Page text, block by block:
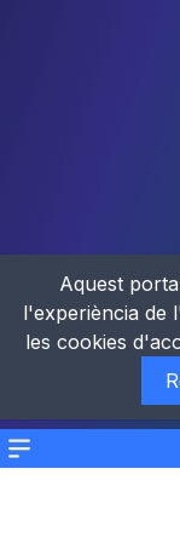
Menu
Aquest
l'experiència de
les cookies